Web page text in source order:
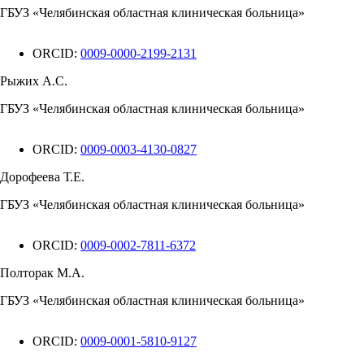
ГБУЗ «Челябинская областная клиническая больница»
ORCID: 0009-0000-2199-2131
Рыжих А.С.
ГБУЗ «Челябинская областная клиническая больница»
ORCID: 0009-0003-4130-0827
Дорофеева Т.Е.
ГБУЗ «Челябинская областная клиническая больница»
ORCID: 0009-0002-7811-6372
Полторак М.А.
ГБУЗ «Челябинская областная клиническая больница»
ORCID: 0009-0001-5810-9127